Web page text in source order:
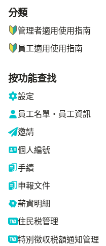
ナビゲーションメニュー
分類
管理者適用使用指南
員工適用使用指南
按功能查找
設定
員工名單・員工資訊
邀請
個人編號
手續
申報文件
薪資明細
住民税管理
特別徴収税額通知管理